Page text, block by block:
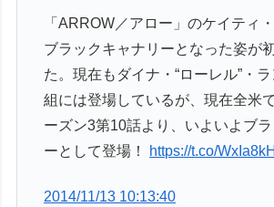
「ARROW／アロー」のケイティ
ブラックキャナリーとなった姿が
た。現在もダイナ・“ローレル”・
組には登場しているが、現在全米
ーズン3第10話より、いよいよブ
ーとして登場！
https://t.co/
2014/11/13 10:13:40